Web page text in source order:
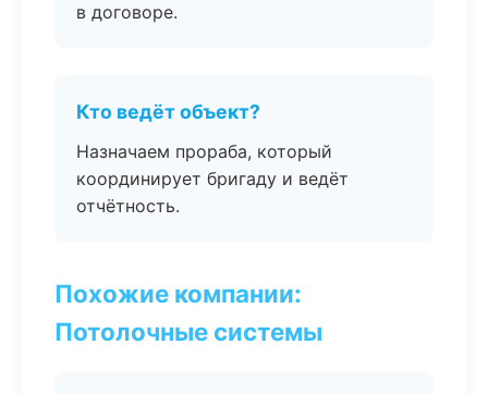
в договоре.
Кто ведёт объект?
Назначаем прораба, который
координирует бригаду и ведёт
отчётность.
Похожие компании:
Потолочные системы